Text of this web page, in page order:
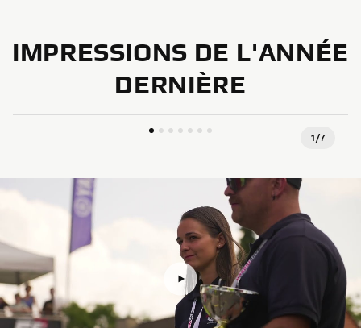
IMPRESSIONS DE L'ANNÉE
DERNIÈRE
1/7